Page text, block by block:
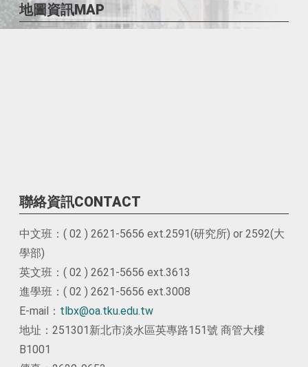
地圖資訊MAP
聯絡資訊CONTACT
中文班：( 02 ) 2621-5656 ext.2591(研究所) or 2592(大
學部)
英文班：( 02 ) 2621-5656 ext.3613
進學班：( 02 ) 2621-5656 ext.3008
E-mail： tlbx@oa.tku.edu.tw
地址：251301新北市淡水區英專路151號 商管大樓
B1001